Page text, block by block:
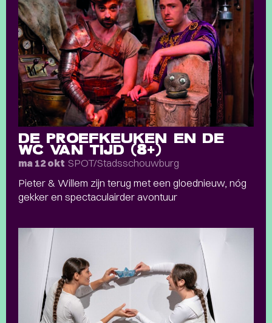
DE PROEFKEUKEN EN DE
WC VAN TIJD (8+)
ma 12 okt SPOT/Stadsschouwburg
Pieter & Willem zijn terug met een gloednieuw, nóg
gekker en spectaculairder avontuur